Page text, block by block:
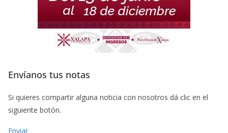
Envíanos tus notas
Si quieres compartir alguna noticia con nosotros dá clic en el
siguiente botón.
Enviar